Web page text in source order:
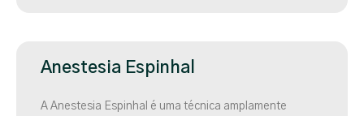
Anestesia Espinhal
A Anestesia Espinhal é uma técnica amplamente